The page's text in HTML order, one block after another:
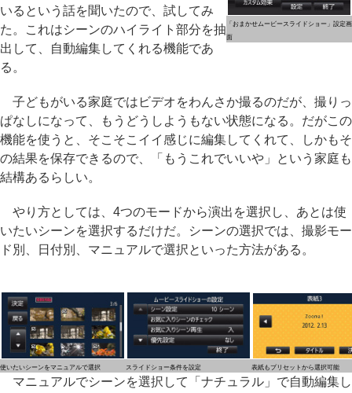
「おまかせムービースライドショー」設定画
面
いるという話を聞いたので、試してみ
た。これはシーンのハイライト部分を抽
出して、自動編集してくれる機能であ
る。
子どもがいる家庭ではビデオをわんさか撮るのだが、撮りっ
ぱなしになって、もうどうしようもない状態になる。だがこの
機能を使うと、そこそこイイ感じに編集してくれて、しかもそ
の結果を保存できるので、「もうこれでいいや」という家庭も
結構あるらしい。
やり方としては、4つのモードから演出を選択し、あとは使
いたいシーンを選択するだけだ。シーンの選択では、撮影モー
ド別、日付別、マニュアルで選択といった方法がある。
使いたいシーンをマニュアルで選択 スライドショー条件を設定 表紙もプリセットから選択可能
マニュアルでシーンを選択して「ナチュラル」で自動編集し